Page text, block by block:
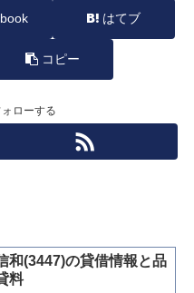
はてブ
コピー
ローする
和(3447)の貸借情報と品
料